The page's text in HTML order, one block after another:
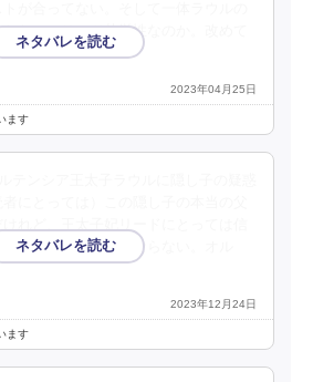
らない。リード苦労性なのか。改めて
2023年04月25日
ます
懊悩する材料にしかならない。オル
2023年12月24日
ます